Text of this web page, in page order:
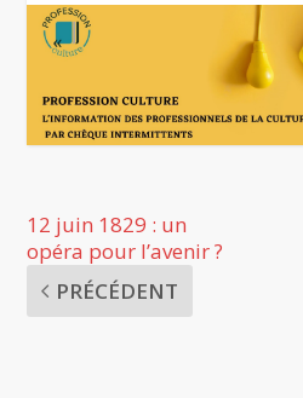
12 juin 1829 : un
opéra pour l’avenir ?
PRÉCÉDENT